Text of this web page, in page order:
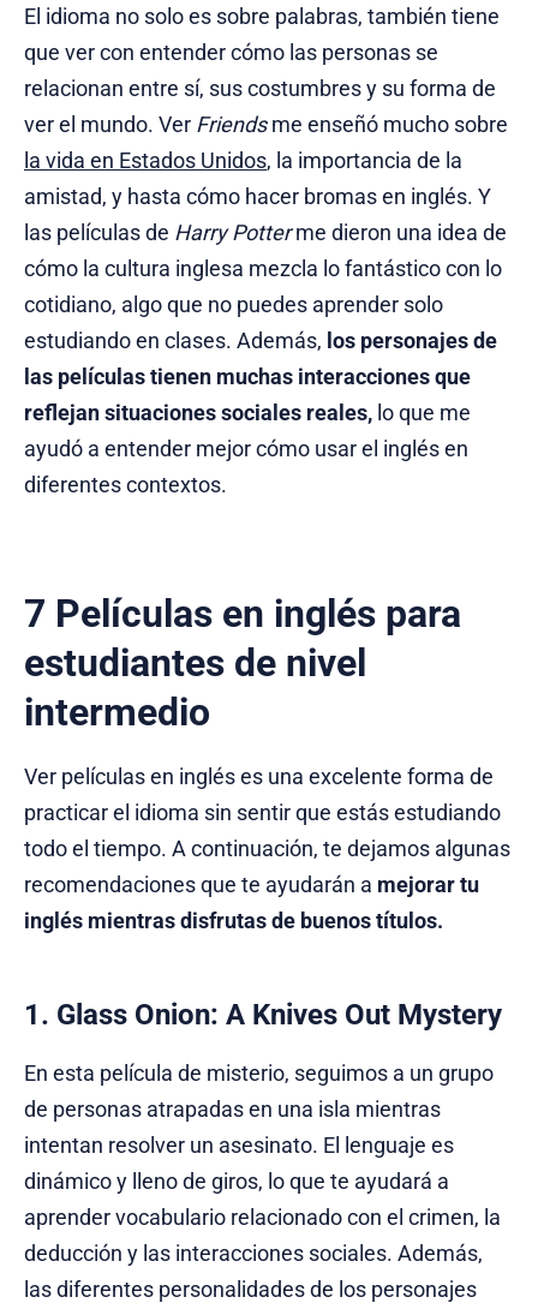
El idioma no solo es sobre palabras, también tiene
que ver con entender cómo las personas se
relacionan entre sí, sus costumbres y su forma de
ver el mundo. Ver Friendsme enseñó mucho sobre
la vida en Estados Unidos, la importancia de la
amistad, y hasta cómo hacer bromas en inglés. Y
las películas de Harry Potterme dieron una idea de
cómo la cultura inglesa mezcla lo fantástico con lo
cotidiano, algo que no puedes aprender solo
estudiando en clases. Además, los personajes de
las películas tienen muchas interacciones que
reflejan situaciones sociales reales, lo que me
ayudó a entender mejor cómo usar el inglés en
diferentes contextos.
7 Películas en inglés para
estudiantes de nivel
intermedio
Ver películas en inglés es una excelente forma de
practicar el idioma sin sentir que estás estudiando
todo el tiempo. A continuación, te dejamos algunas
recomendaciones que te ayudarán a mejorar tu
inglés mientras disfrutas de buenos títulos.
1. Glass Onion: A Knives Out Mystery
En esta película de misterio, seguimos a un grupo
de personas atrapadas en una isla mientras
intentan resolver un asesinato. El lenguaje es
dinámico y lleno de giros, lo que te ayudará a
aprender vocabulario relacionado con el crimen, la
deducción y las interacciones sociales. Además,
las diferentes personalidades de los personajes